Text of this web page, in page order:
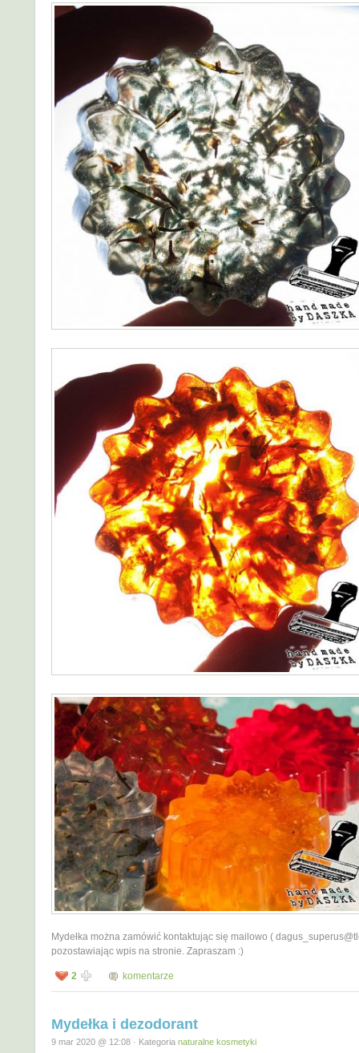
Mydełka można zamówić kontaktując się mailowo (
pozostawiając wpis na stronie. Zapraszam :)
2 komentarze
Mydełka i dezodorant
9 mar 2020 @ 12:08 · Kategoria naturalne kosmetyki